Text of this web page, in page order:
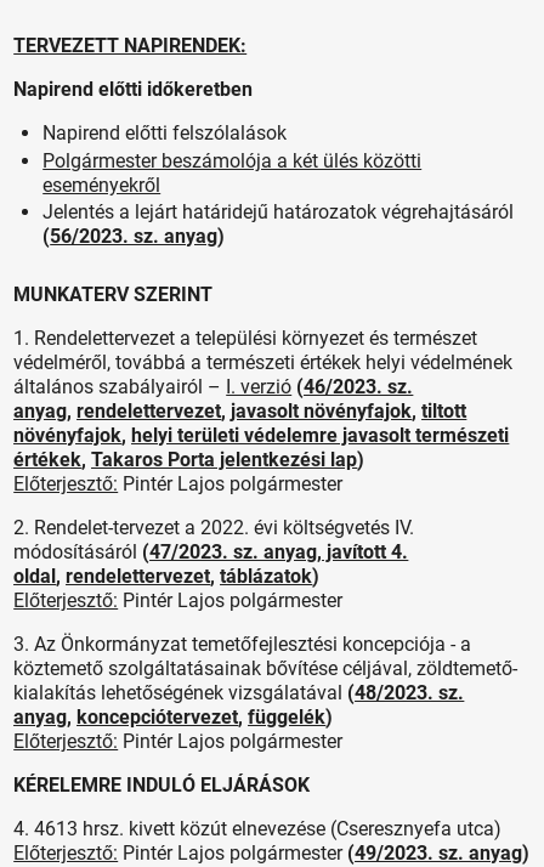
TERVEZETT NAPIRENDEK:
Napirend előtti időkeretben
Napirend előtti felszólalások
Polgármester beszámolója a két ülés közötti
eseményekről
Jelentés a lejárt határidejű határozatok végrehajtásáról
(56/2023. sz. anyag)
MUNKATERV SZERINT
1. Rendelettervezet a települési környezet és természet
védelméről, továbbá a természeti értékek helyi védelmének
általános szabályairól – I. verzió (46/2023. sz.
anyag,rendelettervezet, javasolt növényfajok,tiltott
növényfajok, helyi területi védelemre javasolt természeti
értékek,Takaros Porta jelentkezési lap)
Előterjesztő: Pintér Lajos polgármester
2. Rendelet-tervezet a 2022. évi költségvetés IV.
módosításáról (47/2023. sz. anyag, javított 4.
oldal ,rendelettervezet,táblázatok)
Előterjesztő: Pintér Lajos polgármester
3. Az Önkormányzat temetőfejlesztési koncepciója - a
köztemető szolgáltatásainak bővítése céljával, zöldtemető-
kialakítás lehetőségének vizsgálatával (48/2023. sz.
anyag, koncepciótervezet,függelék)
Előterjesztő: Pintér Lajos polgármester
KÉRELEMRE INDULÓ ELJÁRÁSOK
4. 4613 hrsz. kivett közút elnevezése (Cseresznyefa utca)
Előterjesztő: Pintér Lajos polgármester (49/2023. sz. anyag)